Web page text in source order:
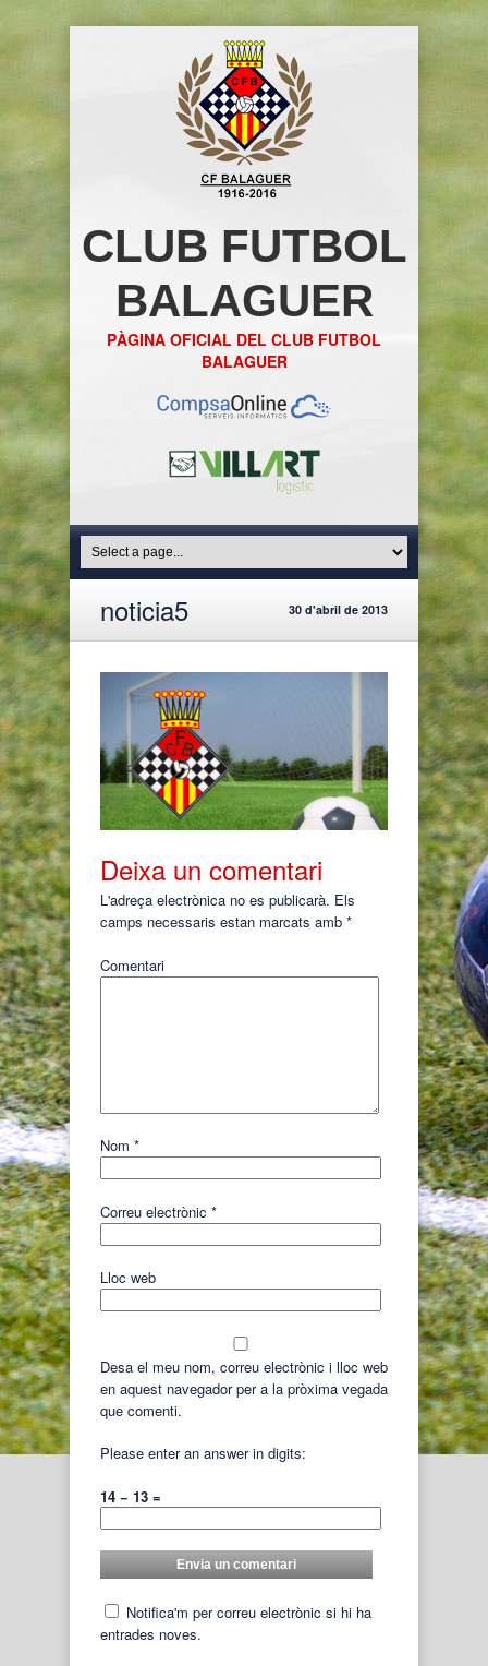
CLUB FUTBOL
BALAGUER
PÀGINA OFICIAL DEL CLUB FUTBOL
BALAGUER
noticia5 30 d'abril de 2013
Deixa un comentari
L'adreça electrònica no es publicarà. Els
camps necessaris estan marcats amb *
Comentari
Nom *
Correu electrònic *
Lloc web
Desa el meu nom, correu electrònic i lloc web
en aquest navegador per a la pròxima vegada
que comenti.
Please enter an answer in digits:
14 − 13 =
Notifica'm per correu electrònic si hi ha
entrades noves.